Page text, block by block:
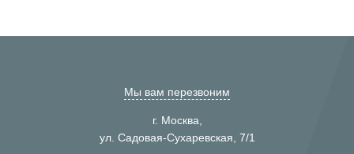
Мы вам перезвоним
г. Москва,
ул. Садовая-Сухаревская, 7/1